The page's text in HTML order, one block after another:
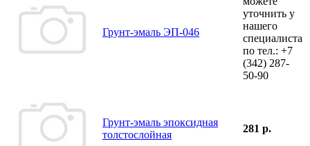
Грунт-эмаль ЭП-046
уточнить у
нашего
специалиста
по тел.: +7
(342) 287-
50-90
Грунт-эмаль эпоксидная
толстослойная
281 р.